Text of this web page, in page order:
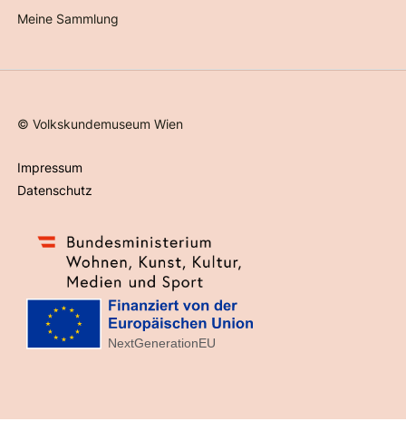
Meine Sammlung
©Volkskundemuseum Wien
Impressum
Datenschutz